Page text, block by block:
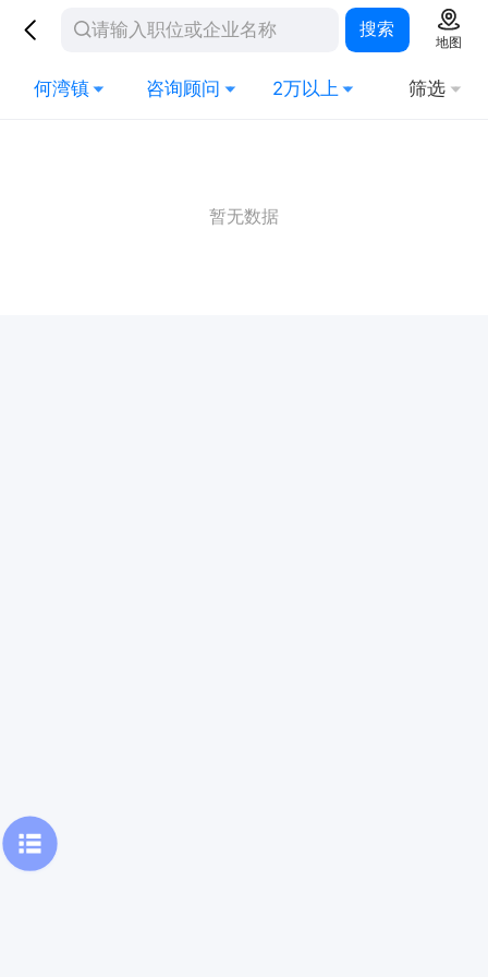
搜索
地图
何湾镇 咨询顾问 2万以上 筛选
暂无数据